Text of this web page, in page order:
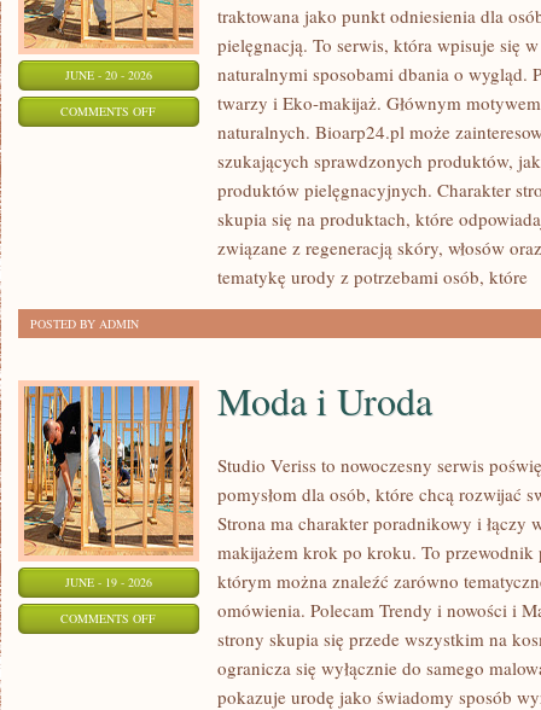
JUNE - 20 - 2026
COMMENTS OFFON
KOSMETYKI
traktowana jako punkt odniesienia dla
pielęgnacją. To serwis, która wpisuje się
naturalnymi sposobami dbania o wygląd.
twarzy i Eko-makijaż. Głównym
naturalnych. Bioarp24.pl może
szukających sprawdzonych produktów,
produktów pielęgnacyjnych. Charakter
skupia się na produktach, które
związane z regeneracją skóry, włosów
tematykę urody z potrzebami osób, które
POSTED BY ADMIN
JUNE - 19 - 2026
COMMENTS OFFON
Moda i Uroda
Studio Veriss to nowoczesny serwis
pomysłom dla osób, które chcą rozwijać
Strona ma charakter poradnikowy i łączy
makijażem krok po kroku. To
którym można znaleźć zarówno
omówienia. Polecam Trendy i nowości i
strony skupia się przede wszystkim na
ogranicza się wyłącznie do samego
pokazuje urodę jako świadomy sposób